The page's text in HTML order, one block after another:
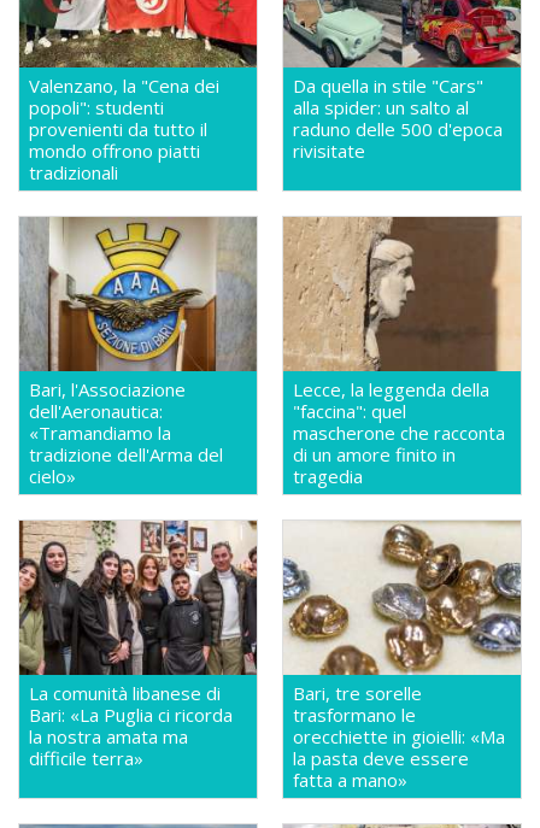
Valenzano, la "Cena dei
popoli": studenti
provenienti da tutto il
mondo offrono piatti
tradizionali
Da quella in stile "Cars"
alla spider: un salto al
raduno delle 500 d'epoca
rivisitate
Bari, l'Associazione
dell'Aeronautica:
«Tramandiamo la
tradizione dell'Arma del
cielo»
Lecce, la leggenda della
"faccina": quel
mascherone che racconta
di un amore finito in
tragedia
La comunità libanese di
Bari: «La Puglia ci ricorda
la nostra amata ma
difficile terra»
Bari, tre sorelle
trasformano le
orecchiette in gioielli: «Ma
la pasta deve essere
fatta a mano»